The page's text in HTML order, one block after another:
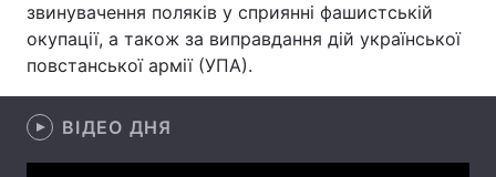
Зброя Інциденти
Здоров'я
Цікавинки
звинувачення поляків у сприянні фашистській
окупації, а також за виправдання дій української
повстанської армії (УПА).
ВІДЕО ДНЯ